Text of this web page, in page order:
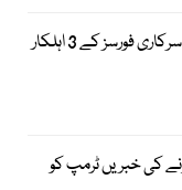
حوثی ڈرون حملہ، یمن کی سرکاری فورسز کے 3 اہلکار
کی خبریں ٹرمپ کو